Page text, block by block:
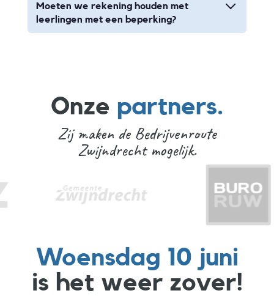
Moeten we rekening houden met
leerlingen met een beperking?
Onze partners.
Zij maken de Bedrijvenroute
Zwijndrecht mogelijk.
Woensdag 10 juni
is het weer zover!